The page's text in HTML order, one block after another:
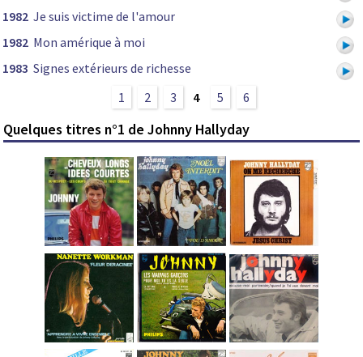
1982 Je suis victime de l'amour
1982 Mon amérique à moi
1983 Signes extérieurs de richesse
1
2 3 4 5 6
Quelques titres n°1 de Johnny Hallyday